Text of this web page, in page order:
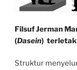
Filsuf Jerman
(Dasein) terletak
Struktur